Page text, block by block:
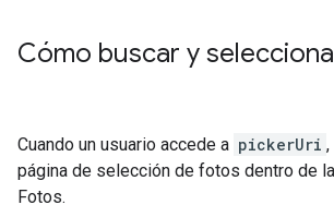
Cómo buscar y
Cuando un usuario accede a pickerUri
página de selección de fotos dentro de
Fotos.